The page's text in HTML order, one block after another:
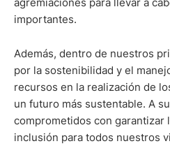
importantes.
Además, dentro de nuestros
por la sostenibilidad y el
recursos en la realización de
un futuro más sustentable. A
comprometidos con garantizar
inclusión para todos nuestros